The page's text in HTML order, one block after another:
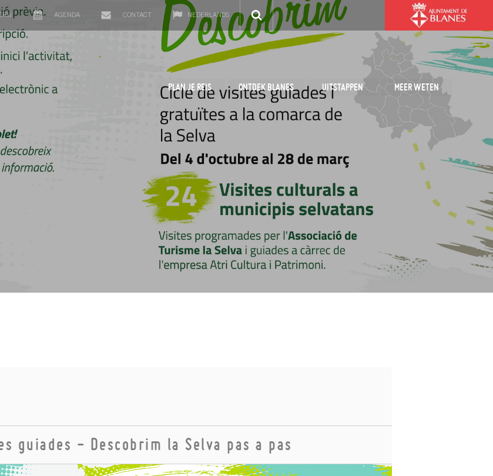
AGENDA CONTACT NEDERLANDS
PLAN JE REIS ONTDEK BLANES UITSTAPPEN MEER WETEN
guiades - Descobrim la Selva pas a pas